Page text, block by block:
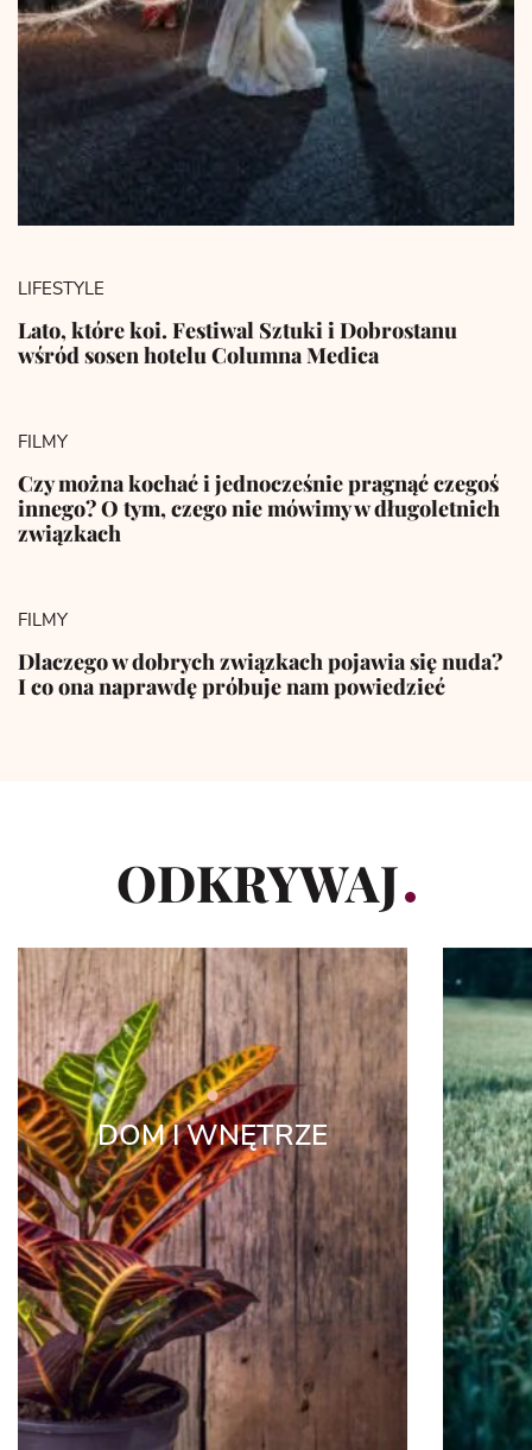
LIFESTYLE
Lato, które koi. Festiwal Sztuki i Dobrostanu
wśród sosen hotelu Columna Medica
FILMY
Czy można kochać i jednocześnie pragnąć czegoś
innego? O tym, czego nie mówimy w długoletnich
związkach
FILMY
Dlaczego w dobrych związkach pojawia się nuda?
I co ona naprawdę próbuje nam powiedzieć
ODKRYWAJ
DOM I WNĘTRZE